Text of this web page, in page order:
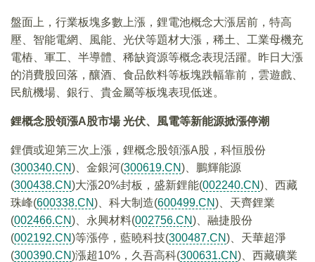
盤面上，行業板塊多數上漲，鋰電池概念大漲居前，特高
壓、智能電網、風能、光伏等題材大漲，稀土、工業母機充
電樁、軍工、半導體、稀缺資源等概念表現活躍。昨日大漲
的消費股回落，釀酒、食品飲料等板塊跌幅靠前，雲遊戲、
民航機場、銀行、貴金屬等板塊表現低迷。
鋰概念股領漲A股市場 光伏、風電等新能源掀漲停潮
鋰價或迎第三次上漲，鋰概念股領漲A股，科恒股份
(300340.CN)、金銀河(300619.CN)、鵬輝能源
(300438.CN)大漲20%封板，盛新鋰能(002240.CN)、西藏
珠峰(600338.CN)、科大制造(600499.CN)、天齊鋰業
(002466.CN)、永興材料(002756.CN)、融捷股份
(002192.CN)等漲停，藍曉科技(300487.CN)、天華超淨
(300390.CN)漲超10%，久吾高科(300631.CN)、西藏礦業